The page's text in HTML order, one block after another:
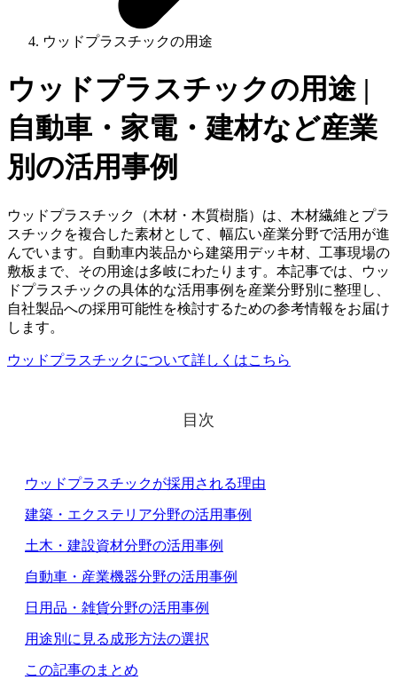
ウッドプラスチックの用途
ウッドプラスチックの用途 |
自動車・家電・建材など産業
別の活用事例
ウッドプラスチック（木材・木質樹脂）は、木材繊維とプラ
スチックを複合した素材として、幅広い産業分野で活用が進
んでいます。自動車内装品から建築用デッキ材、工事現場の
敷板まで、その用途は多岐にわたります。本記事では、ウッ
ドプラスチックの具体的な活用事例を産業分野別に整理し、
自社製品への採用可能性を検討するための参考情報をお届け
します。
ウッドプラスチックについて詳しくはこちら
目次
ウッドプラスチックが採用される理由
建築・エクステリア分野の活用事例
土木・建設資材分野の活用事例
自動車・産業機器分野の活用事例
日用品・雑貨分野の活用事例
用途別に見る成形方法の選択
この記事のまとめ